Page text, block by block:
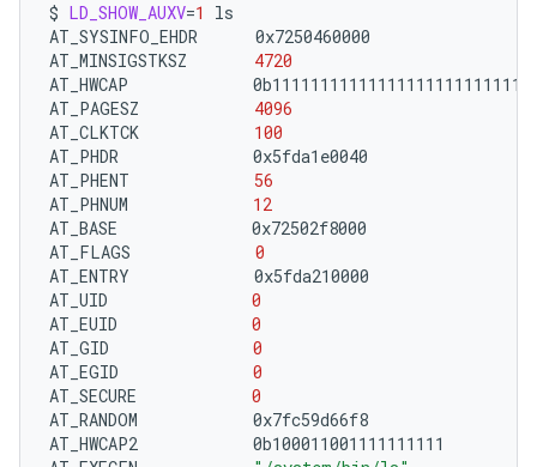
$ LD_SHOW_AUXV=1
ls
AT_SYSINFO_EHDR
0x7250460000
AT_MINSIGSTKSZ
4720
AT_HWCAP
AT_PAGESZ
4096
AT_CLKTCK
100
AT_PHDR
0x5fda1e0040
AT_PHENT
56
AT_PHNUM
12
AT_BASE
0x72502f8000
AT_FLAGS
0
AT_ENTRY
0x5fda210000
AT_UID
0
AT_EUID
0
AT_GID
0
AT_EGID
0
AT_SECURE
0
AT_RANDOM
0x7fc59d66f8
AT_HWCAP2
0b100011001111111111